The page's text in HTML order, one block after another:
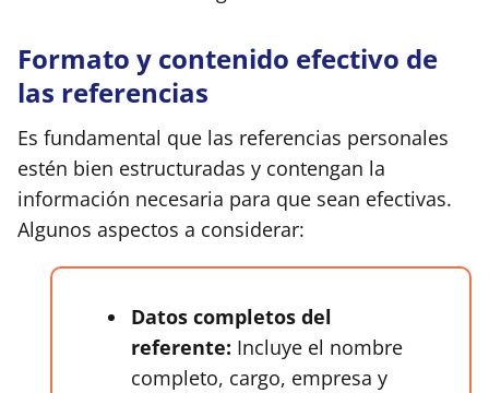
Formato y contenido efectivo de
las referencias
Es fundamental que las referencias personales
estén bien estructuradas y contengan la
información necesaria para que sean efectivas.
Algunos aspectos a considerar:
Datos completos del
referente: Incluye el nombre
completo, cargo, empresa y